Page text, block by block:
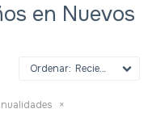
en Nuevos
Recientes